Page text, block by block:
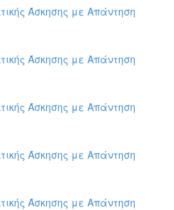
Άσκησης με Απάντηση
Άσκησης με Απάντηση
Άσκησης με Απάντηση
Άσκησης με Απάντηση
Άσκησης με Απάντηση